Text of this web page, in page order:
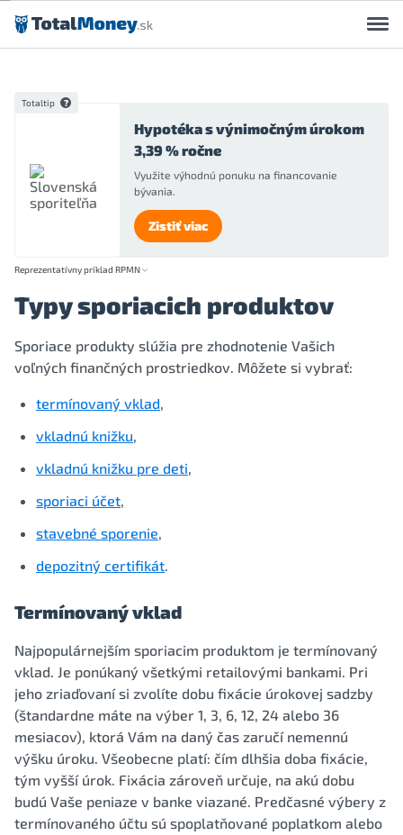
Preskočiť na obsah
Totaltip
Hypotéka s výnimočným úrokom
3,39 % ročne
Využite výhodnú ponuku na financovanie
bývania.
Zistiť viac
Reprezentatívny príklad RPMN
Typy sporiacich produktov
Sporiace produkty slúžia pre zhodnotenie Vašich
voľných finančných prostriedkov. Môžete si vybrať:
termínovaný vklad,
vkladnú knižku,
vkladnú knižku pre deti,
sporiaci účet,
stavebné sporenie,
depozitný certifikát.
Termínovaný vklad
Najpopulárnejším sporiacim produktom je termínovaný
vklad. Je ponúkaný všetkými retailovými bankami. Pri
jeho zriaďovaní si zvolíte dobu fixácie úrokovej sadzby
(štandardne máte na výber 1, 3, 6, 12, 24 alebo 36
mesiacov), ktorá Vám na daný čas zaručí nemennú
výšku úroku. Všeobecne platí: čím dlhšia doba fixácie,
tým vyšší úrok. Fixácia zároveň určuje, na akú dobu
budú Vaše peniaze v banke viazané. Predčasné výbery z
termínovaného účtu sú spoplatňované poplatkom alebo